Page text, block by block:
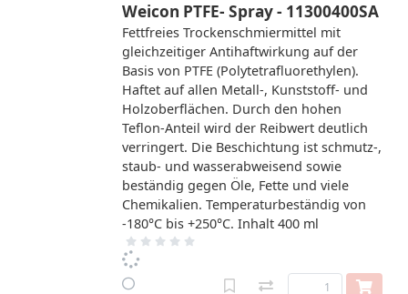
Weicon PTFE- Spray - 11300400SA
Fettfreies Trockenschmiermittel mit
gleichzeitiger Antihaftwirkung auf der
Basis von PTFE (Polytetrafluorethylen).
Haftet auf allen Metall-, Kunststoff- und
Holzoberflächen. Durch den hohen
Teflon-Anteil wird der Reibwert deutlich
verringert. Die Beschichtung ist schmutz-,
staub- und wasserabweisend sowie
beständig gegen Öle, Fette und viele
Chemikalien. Temperaturbeständig von
-180°C bis +250°C. Inhalt 400 ml